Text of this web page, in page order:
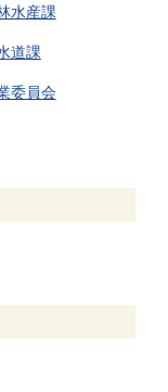
水産課
道課
委員会